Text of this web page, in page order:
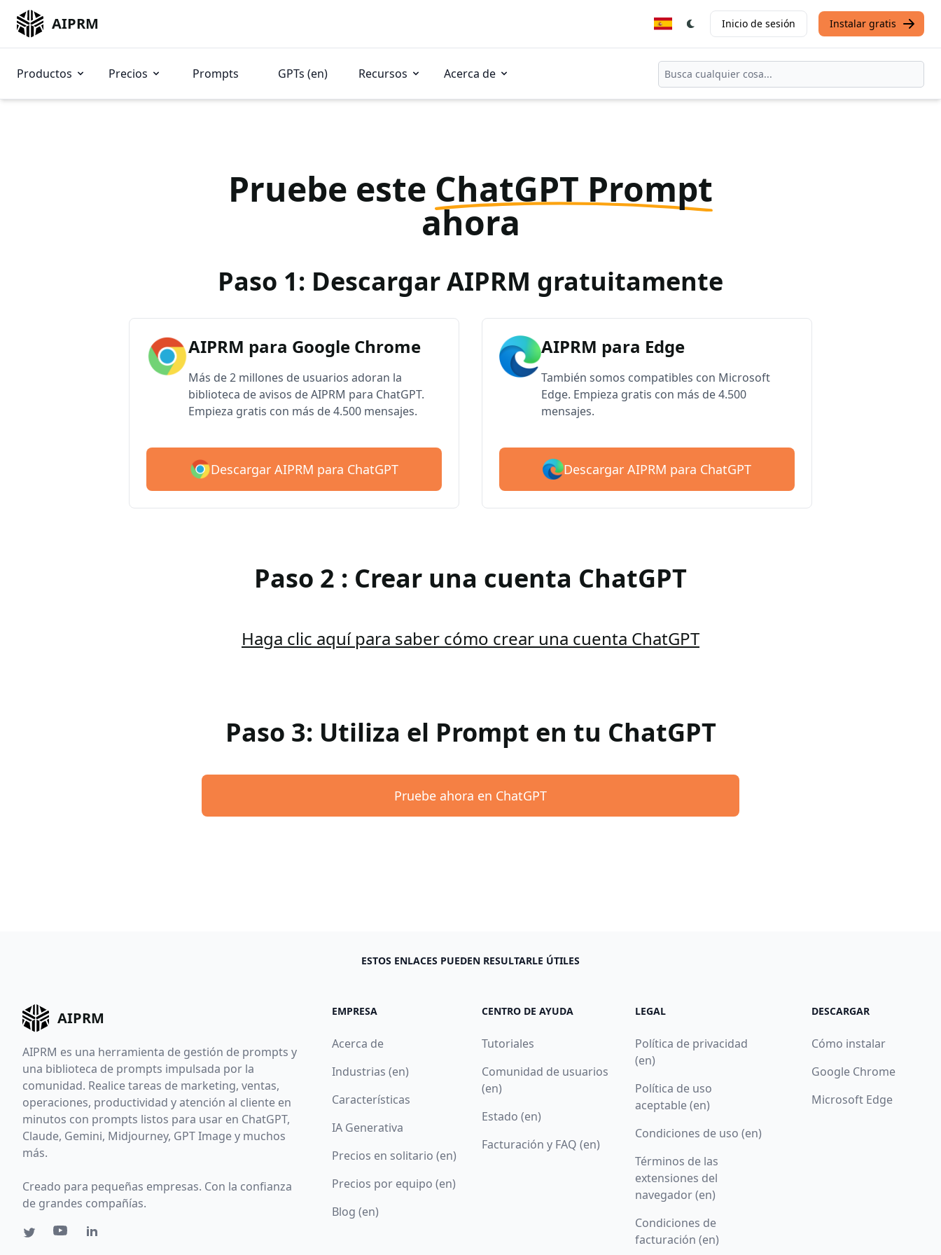
AIPRM Inicio de sesión Instalar gratis
Productos Precios Prompts GPTs (en) Recursos Acerca de
Pruebe este ChatGPT Prompt
ahora
Paso 1: Descargar AIPRM gratuitamente
AIPRM para Google Chrome
Más de 2 millones de usuarios adoran la
biblioteca de avisos de AIPRM para ChatGPT.
Empieza gratis con más de 4.500 mensajes.
Descargar AIPRM para ChatGPT
AIPRM para Edge
También somos compatibles con Microsoft
Edge. Empieza gratis con más de 4.500
mensajes.
Descargar AIPRM para ChatGPT
Paso 2 : Crear una cuenta ChatGPT
Haga clic aquí para saber cómo crear una cuenta ChatGPT
Paso 3: Utiliza el Prompt en tu ChatGPT
Pruebe ahora en ChatGPT
ESTOS ENLACES PUEDEN RESULTARLE ÚTILES
AIPRM
AIPRM es una herramienta de gestión de prompts y
una biblioteca de prompts impulsada por la
comunidad. Realice tareas de marketing, ventas,
operaciones, productividad y atención al cliente en
minutos con prompts listos para usar en ChatGPT,
Claude, Gemini, Midjourney, GPT Image y muchos
más.
Creado para pequeñas empresas. Con la confianza
de grandes compañías.
EMPRESA
Acerca de
Industrias (en)
Características
IA Generativa
Precios en solitario (en)
Precios por equipo (en)
Blog (en)
CENTRO DE AYUDA
Tutoriales
Comunidad de usuarios
(en)
Estado (en)
Facturación y FAQ (en)
LEGAL
Política de privacidad
(en)
Política de uso
aceptable (en)
Condiciones de uso (en)
Términos de las
extensiones del
navegador (en)
Condiciones de
facturación (en)
DESCARGAR
Cómo instalar
Google Chrome
Microsoft Edge